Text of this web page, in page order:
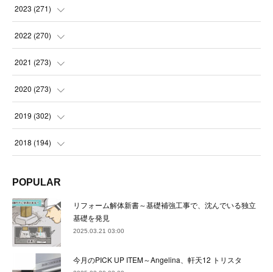
(21
(21
(21
(22
(23
(22
(24)
22)
(22)
(22)
2023 (271)
(22
(23
(23
(21
(23 )
(24
(21
(24)
2022 (270)
(23
(23
(22
(23
(22 )
(23
(23
(22)
2021 (273)
(24
(23
(22
(23)
(23
(22)
2020 (273)
(24
(22
(22)
(24
(24)
2019 (302)
(23
(22)
(21)
(27)
2018 (194)
(17)
(32)
POPULAR
リフォーム解体新書～基礎補強工事で、沈んでいる独立
基礎を発見
2025.03.21 03:00
今月のPICK UP ITEM～Angelina、軒天12 トリスタ